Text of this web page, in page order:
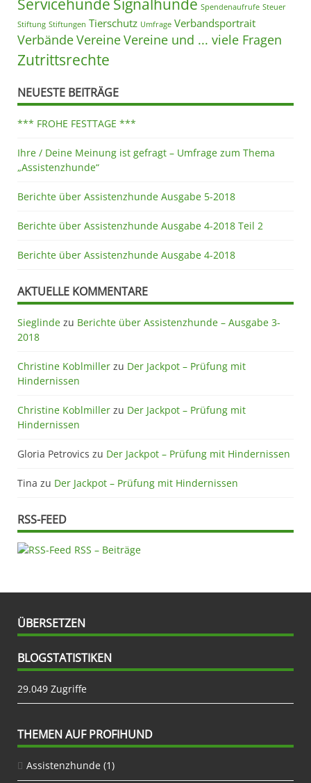
Servicehunde Signalhunde Spendenaufrufe Steuer
Stiftung Stiftungen Tierschutz Umfrage Verbandsportrait
VerbändeVereineVereine und ... viele Fragen
Zutrittsrechte
NEUESTE BEITRÄGE
*** FROHE FESTTAGE ***
Ihre / Deine Meinung ist gefragt – Umfrage zum Thema
„Assistenzhunde“
Berichte über Assistenzhunde Ausgabe 5-2018
Berichte über Assistenzhunde Ausgabe 4-2018 Teil 2
Berichte über Assistenzhunde Ausgabe 4-2018
AKTUELLE KOMMENTARE
Sieglinde zu Berichte über Assistenzhunde – Ausgabe 3-
2018
Christine Koblmiller zu Der Jackpot – Prüfung mit
Hindernissen
Christine Koblmiller zu Der Jackpot – Prüfung mit
Hindernissen
Gloria Petrovics zu Der Jackpot – Prüfung mit Hindernissen
Tina zu Der Jackpot – Prüfung mit Hindernissen
RSS-FEED
RSS – Beiträge
ÜBERSETZEN
BLOGSTATISTIKEN
29.049 Zugriffe
THEMEN AUF PROFIHUND
Assistenzhunde (1)